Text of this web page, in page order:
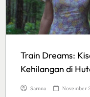
Train Dreams:
Kehilangan di
Sarnna November